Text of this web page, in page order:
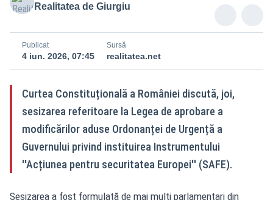
Realitatea de Giurgiu
Publicat
4 iun. 2026, 07:45
Sursă
realitatea.net
Curtea Constituțională a României discută, joi,
sesizarea referitoare la Legea de aprobare a
modificărilor aduse Ordonanței de Urgență a
Guvernului privind instituirea Instrumentului
''Acțiunea pentru securitatea Europei'' (SAFE).
Sesizarea a fost formulată de mai mulți parlamentari din